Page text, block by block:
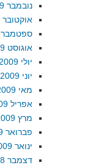
נובמבר 2009
אוקטובר 2009
ספטמבר 2009
אוגוסט 2009
יולי 2009
יוני 2009
מאי 2009
אפריל 2009
מרץ 2009
פברואר 2009
ינואר 2009
דצמבר 2008